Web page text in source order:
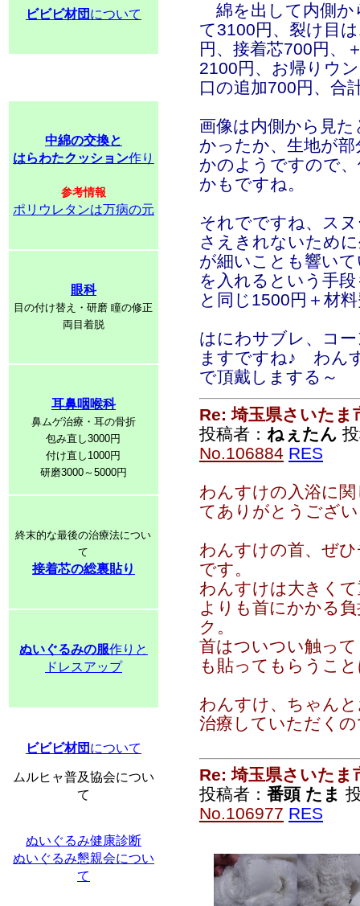
ビビビ材団 について
中綿の交換と
はらわたクッション作り
参考情報
ポリウレタンは万病の元
眼科
目の付け替え・研磨 瞳の修正
両目着脱
耳鼻咽喉科
鼻ムゲ治療・耳の骨折
包み直し3000円
付け直し1000円
研磨3000～5000円
終末的な最後の治療法につい
て
接着芯の総裏貼り
ぬいぐるみの服作りと
ドレスアップ
ビビビ材団 について
ムルヒャ普及協会につい
て
ぬいぐるみ健康診断
ぬいぐるみ懇親会につい
て
綿を出して内側か
て3100円、裂け目
円、接着芯700円、
2100円、お帰りウ
口の追加700円、合
画像は内側から見
かったか、生地が
かのようですので
かもですね。
それでですね、ス
さえきれないため
が細いことも響い
を入れるという手
と同じ1500円＋材
はにわサブレ、コ
ますですね♪ わん
で頂戴しまする～
Re: 埼玉県さいたま
投稿者： ねぇたん
No.106884 RES
わんすけの入浴に
てありがとうござ
わんすけの首、ぜ
です。
わんすけは大きく
よりも首にかかる
ク。
首はついつい触っ
も貼ってもらうこ
わんすけ、ちゃん
治療していただく
Re: 埼玉県さいたま
投稿者： 番頭 たま
No.106977 RES